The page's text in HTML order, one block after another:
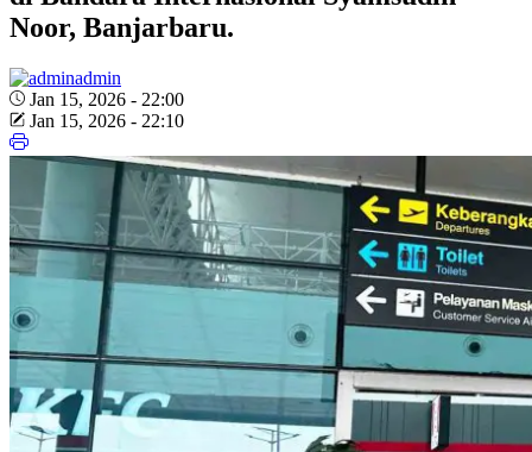
Noor, Banjarbaru.
admin
Jan 15, 2026 - 22:00
Jan 15, 2026 - 22:10